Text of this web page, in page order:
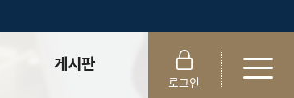
게시판
로그인